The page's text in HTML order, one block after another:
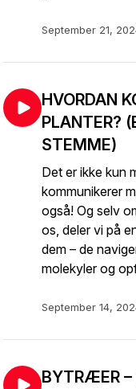
September 21,
HVORDAN
PLANTER?
STEMME)
Det er ikke kun
kommunikerer
også! Og selv
os, deler vi på
dem – de
molekyler og
September 14,
BYTRÆER